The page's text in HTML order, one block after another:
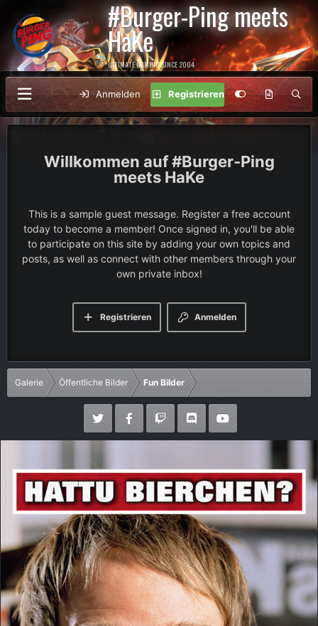
#Burger-Ping meets
HaKe
ULTIMATE GAMING SINCE 2004
Anmelden Registrieren
#Burger-Ping
meets HaKe
This is a sample guest message. Register a free account
today to become a member! Once signed in, you'll be able
to participate on this site by adding your own topics and
posts, as well as connect with other members through your
own private inbox!
Anmelden
Registrieren
Galerie Öffentliche Bilder Fun Bilder